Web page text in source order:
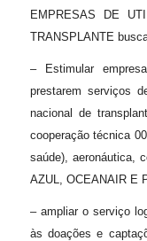
EMPRESAS DE
TRANSPLANTE
– Estimular
prestarem serviços
nacional de
cooperação técnica
saúde), aeronáutica,
AZUL, OCEANAIR E
– ampliar o serviço
às doações e